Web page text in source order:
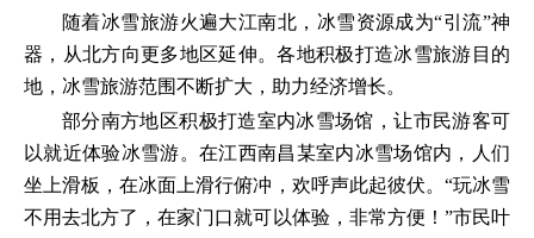
随着冰雪旅游火遍大江南北，冰雪资源成为“引流”神
器，从北方向更多地区延伸。各地积极打造冰雪旅游目的
地，冰雪旅游范围不断扩大，助力经济增长。
部分南方地区积极打造室内冰雪场馆，让市民游客可
以就近体验冰雪游。在江西南昌某室内冰雪场馆内，人们
坐上滑板，在冰面上滑行俯冲，欢呼声此起彼伏。“玩冰雪
不用去北方了，在家门口就可以体验，非常方便！”市民叶